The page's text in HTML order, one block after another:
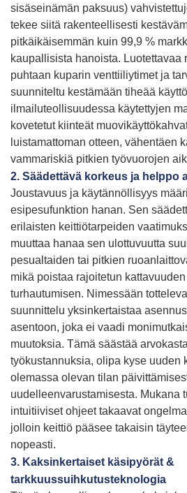
sisäseinämän paksuus)
tekee siitä rakenteellisesti
pitkäikäisemmän kuin 99,9 %
kaupallisista hanoista. Luotettavaa
puhtaan kuparin venttiiliytimet ja
suunniteltu kestämään tiheää
ilmailuteollisuudessa käytettyjen
kovetetut kiinteät
luistamattoman otteen, vähentäen
vammariskiä pitkien työvuorojen
2. Säädettävä korkeus ja helppo
Joustavuus ja käytännöllisyys
esipesufunktion hanan. Sen
erilaisten keittiötarpeiden
muuttaa hanaa sen ulottuvuutta
pesualtaiden tai pitkien
mikä poistaa rajoitetun
turhautumisen. Nimessään
suunnittelu yksinkertaistaa
asentoon, joka ei vaadi
muutoksia. Tämä säästää
työkustannuksia, olipa kyse uuden
olemassa olevan tilan
uudelleenvarustamisesta. Mukana
intuitiiviset ohjeet takaavat
jolloin keittiö pääsee takaisin
nopeasti.
3. Kaksinkertaiset käsipyörät &
tarkkuussuihkutusteknologia